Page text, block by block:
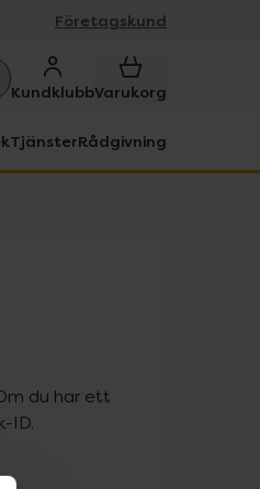
Företagskund
KundklubbVarukorg
TjänsterRådgivning
du har ett
ID.